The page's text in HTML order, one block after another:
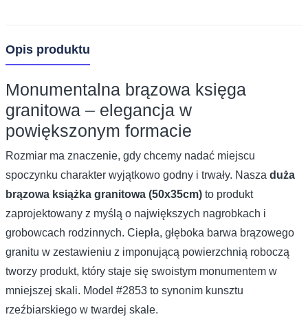
Opis produktu
Monumentalna brązowa księga
granitowa – elegancja w
powiększonym formacie
Rozmiar ma znaczenie, gdy chcemy nadać miejscu
spoczynku charakter wyjątkowo godny i trwały. Nasza duża
brązowa książka granitowa (50x35cm) to produkt
zaprojektowany z myślą o największych nagrobkach i
grobowcach rodzinnych. Ciepła, głęboka barwa brązowego
granitu w zestawieniu z imponującą powierzchnią roboczą
tworzy produkt, który staje się swoistym monumentem w
mniejszej skali. Model #2853 to synonim kunsztu
rzeźbiarskiego w twardej skale.